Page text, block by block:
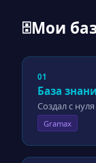
🗄Мои
01
База
Создал с
Gramax